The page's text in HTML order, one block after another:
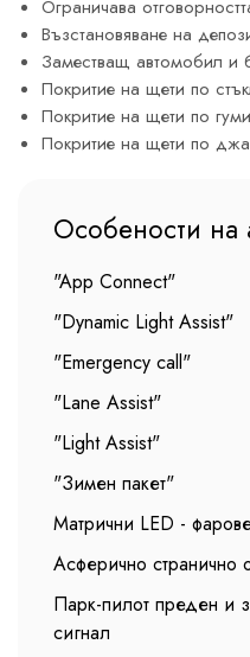
Ограничава
Възстановяване на
Заместващ автомобил и
Покритие на щети по
Покритие на щети по
Покритие на щети по
Особености на
"App Connect"
"Dynamic Light Assist"
"Emergency call"
"Lane Assist"
"Light Assist"
"Зимен пакет"
Матрични LED -
Асферично странично
Парк-пилот преден и
сигнал